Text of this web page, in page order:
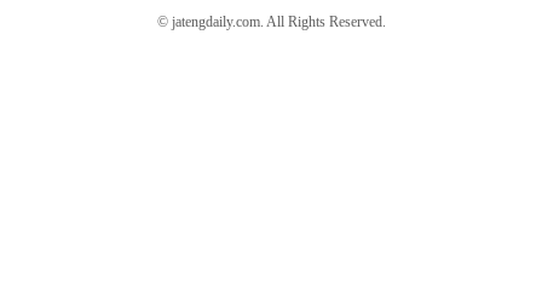
© jatengdaily.com. All Rights Reserved.